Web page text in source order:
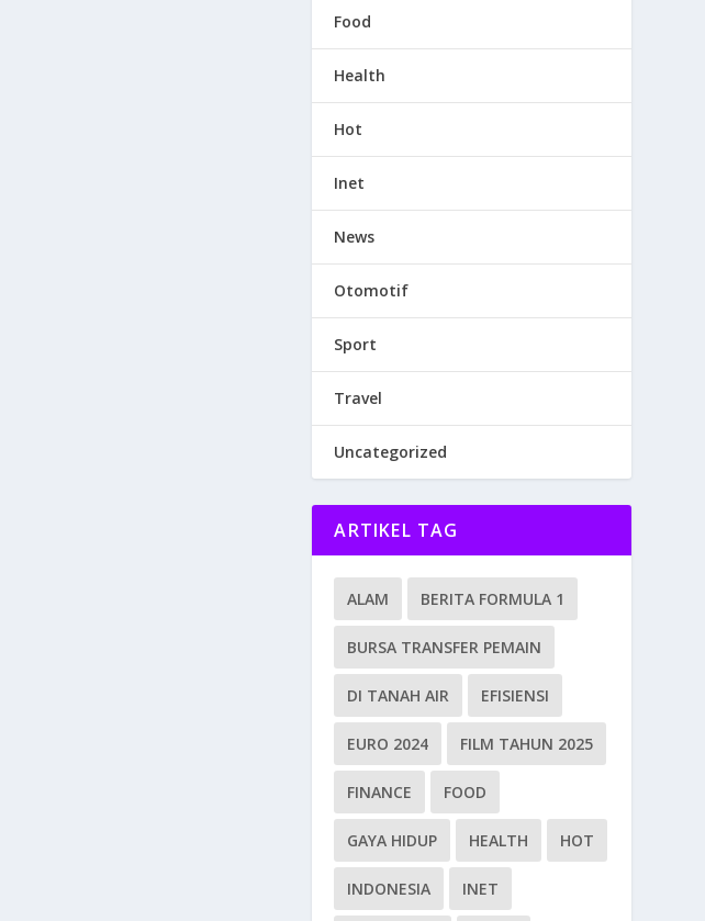
Food
Health
Hot
Inet
News
Otomotif
Sport
Travel
Uncategorized
ARTIKEL TAG
ALAM BERITA FORMULA 1
BURSA TRANSFER PEMAIN
DI TANAH AIR EFISIENSI
EURO 2024 FILM TAHUN 2025
FINANCE FOOD
GAYA HIDUP HEALTH HOT
INDONESIA INET